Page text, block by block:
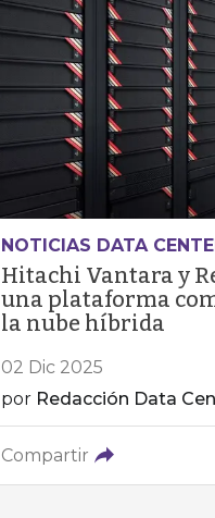
NOTICIAS DATA
Hitachi Vantara y
una plataforma
la nube híbrida
02 Dic 2025
por Redacción Data
Compartir